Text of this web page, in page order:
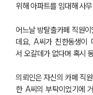
위해 아파트를 임대해 사
어느날 방탈출카페 직원
데요, A씨가 친한동생이
서 오갈데가 없다며 혹시
의뢰인은 자신의 카페 직
한 A씨의 부탁이었기에